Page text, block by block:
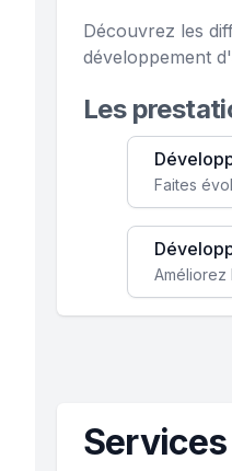
Découvrez les
développement
Les